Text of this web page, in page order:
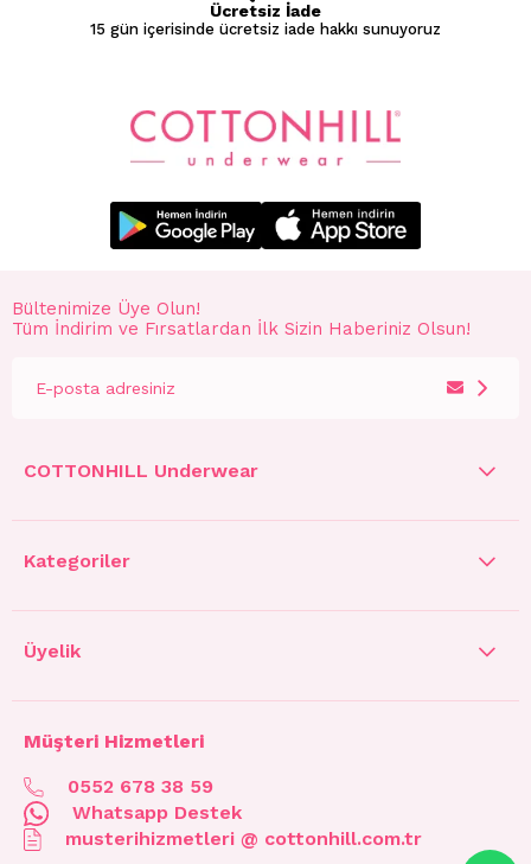
Ücretsiz İade
15 gün içerisinde ücretsiz iade hakkı sunuyoruz
Bültenimize Üye Olun!
Tüm İndirim ve Fırsatlardan İlk Sizin Haberiniz Olsun!
COTTONHILL Underwear
Kategoriler
Üyelik
Müşteri Hizmetleri
0552 678 38 59
Whatsapp Destek
musterihizmetleri @ cottonhill.com.tr